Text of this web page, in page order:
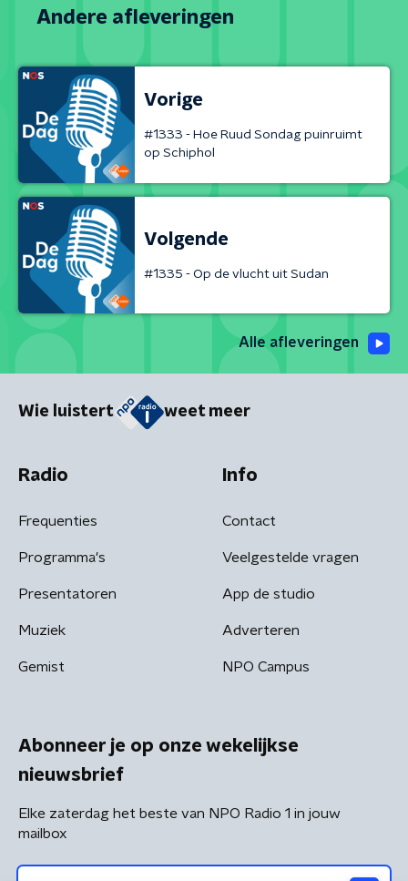
Andere afleveringen
Vorige
#1333 - Hoe Ruud Sondag puinruimt
op Schiphol
Volgende
#1335 - Op de vlucht uit Sudan
Alle afleveringen
Wie luistert weet meer
Radio
Frequenties
Programma's
Presentatoren
Muziek
Gemist
Info
Contact
Veelgestelde vragen
App de studio
Adverteren
NPO Campus
Abonneer je op onze wekelijkse
nieuwsbrief
Elke zaterdag het beste van NPO Radio 1 in jouw
mailbox